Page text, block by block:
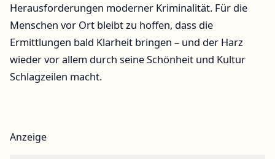
Herausforderungen moderner Kriminalität. Für die
Menschen vor Ort bleibt zu hoffen, dass die
Ermittlungen bald Klarheit bringen – und der Harz
wieder vor allem durch seine Schönheit und Kultur
Schlagzeilen macht.
Anzeige